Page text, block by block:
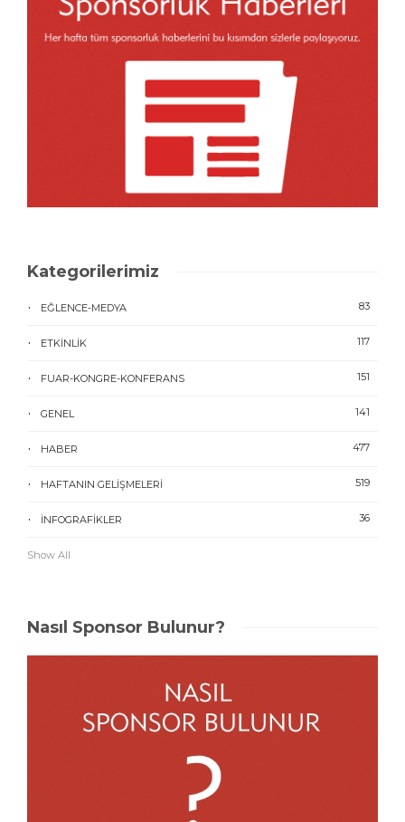
Kategorilerimiz
EĞLENCE-MEDYA 83
ETKINLIK 117
FUAR-KONGRE-KONFERANS 151
GENEL 141
HABER 477
HAFTANIN GELIŞMELERI 519
İNFOGRAFIKLER 36
Show All
Nasıl Sponsor Bulunur?